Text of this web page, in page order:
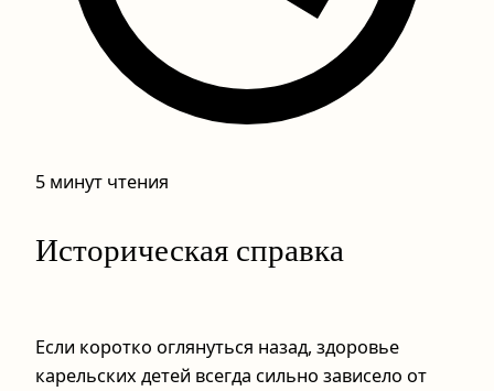
5 минут чтения
Историческая справка
Если коротко оглянуться назад, здоровье
карельских детей всегда сильно зависело от